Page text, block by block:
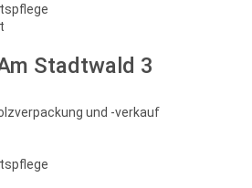
Stadtwald 3
und -verkauf